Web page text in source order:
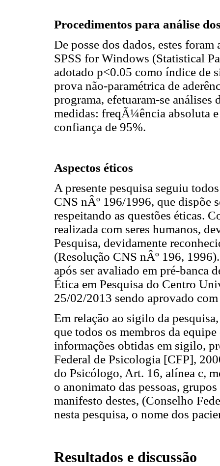
Procedimentos para análise
De posse dos dados, estes
SPSS for Windows (Statistical
adotado p<0.05 como índice de
prova não-paramétrica de
programa, efetuaram-se
medidas: freqÃ¼ência absoluta
confiança de 95%.
Aspectos éticos
A presente pesquisa seguiu
CNS nÂº 196/1996, que dispõe
respeitando as questões éticas.
realizada com seres humanos,
Pesquisa, devidamente
(Resolução CNS nÂº 196,
após ser avaliado em pré-banca
Ética em Pesquisa do Centro
25/02/2013 sendo aprovado
Em relação ao sigilo da
que todos os membros da
informações obtidas em sigilo,
Federal de Psicologia [CFP],
do Psicólogo, Art. 16, alínea c,
o anonimato das pessoas,
manifesto destes, (Conselho
nesta pesquisa, o nome dos
Resultados e discussão